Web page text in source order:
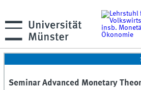
Seminar Advanced Monetary